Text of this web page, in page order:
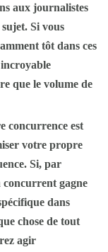
aux journalistes
Si vous
tôt dans ces
que le volume de
concurrence est
votre propre
Si, par
concurrent gagne
dans
chose de tout
agir